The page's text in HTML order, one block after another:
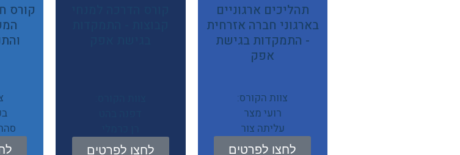
תהליכים ארגוניים
בארגוני חברה אזרחית
- התמקדות בגישת
אפק
צוות הקורס:
רועי מצר
עליתה צור
לחצו לפרטים לחצו לפרטים
קורס